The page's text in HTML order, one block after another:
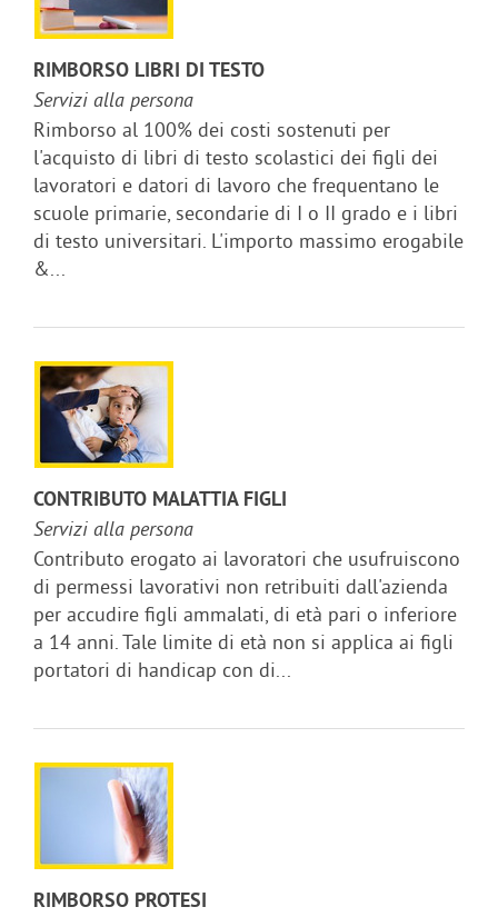
RIMBORSO LIBRI DI TESTO
Servizi alla persona
Rimborso al 100% dei costi sostenuti per
l'acquisto di libri di testo scolastici dei figli dei
lavoratori e datori di lavoro che frequentano le
scuole primarie, secondarie di I o II grado e i libri
di testo universitari. L'importo massimo erogabile
&...
CONTRIBUTO MALATTIA FIGLI
Servizi alla persona
Contributo erogato ai lavoratori che usufruiscono
di permessi lavorativi non retribuiti dall'azienda
per accudire figli ammalati, di età pari o inferiore
a 14 anni. Tale limite di età non si applica ai figli
portatori di handicap con di...
RIMBORSO PROTESI